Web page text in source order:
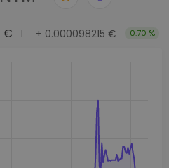
€ + 0.000098215 € 0.70 %